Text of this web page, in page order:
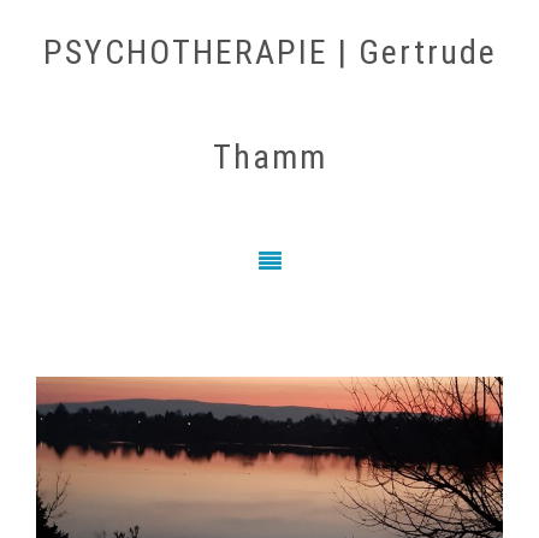
PSYCHOTHERAPIE | Gertrude
Thamm